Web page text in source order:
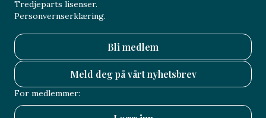
Inderøy, og med utsikt over Beitstadfjorden ligger
Berg Gård. Det aller meste av det som dyr…